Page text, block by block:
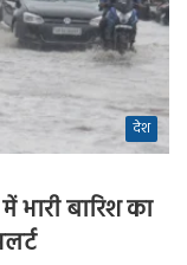
देश
बारिश का